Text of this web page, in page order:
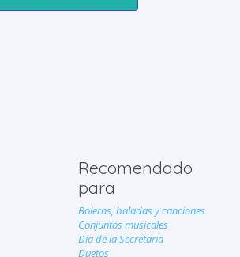
Recomendado
para
Boleros, baladas y canciones
Conjuntos musicales
Día de la Secretaria
Duetos